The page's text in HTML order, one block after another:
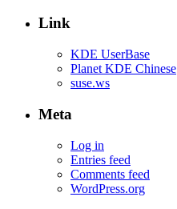
Link
KDE UserBase
Planet KDE Chinese
suse.ws
Meta
Log in
Entries feed
Comments feed
WordPress.org